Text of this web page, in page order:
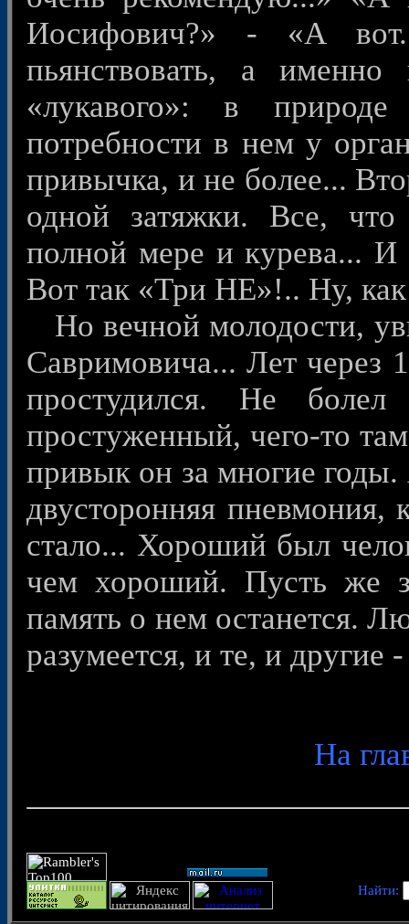
Иосифович?» - «А
пьянствовать, а
«лукавого»: в
потребности в нем у
привычка, и не более...
одной затяжки. Все, что
полной мере и курева...
Вот так «Три НЕ»!.. Ну,
Но вечной молодости,
Савримовича... Лет через
простудился. Не
простуженный, чего-то
привык он за многие
двусторонняя
стало... Хороший был
чем хороший. Пусть же
память о нем останется.
разумеется, и те, и
На
Найти: